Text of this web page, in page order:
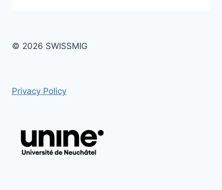
© 2026 SWISSMIG
Privacy Policy